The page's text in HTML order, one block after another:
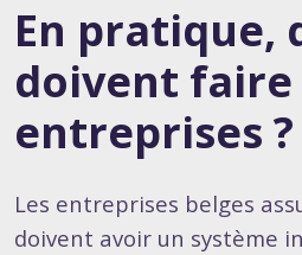
En pratique,
doivent faire
entreprises ?
Les entreprises belges
doivent avoir un système